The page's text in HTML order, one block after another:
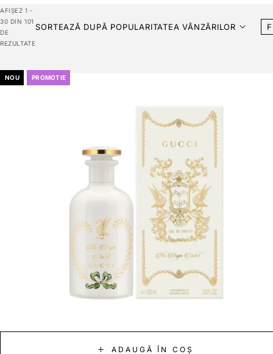
AFIȘEZ 1 -
30 DIN 101
DE
REZULTATE
SORTEAZĂ DUPĂ POPULARITATEA VÂNZĂRILOR
NOU PROMOTIE
ADAUGĂ ÎN COȘ